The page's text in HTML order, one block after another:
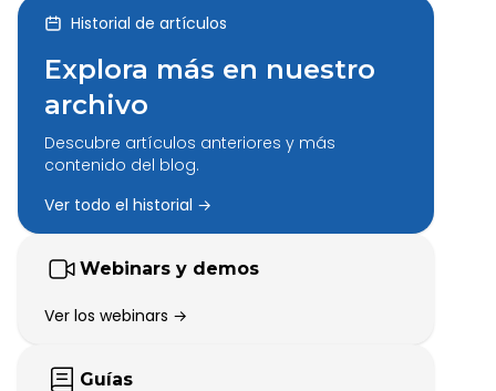
Historial de artículos
Explora más en nuestro
archivo
Descubre artículos anteriores y más
contenido del blog.
Ver todo el historial →
Webinars y demos
Ver los webinars →
Guías